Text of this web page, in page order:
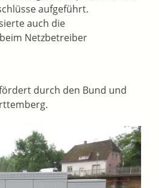
aufgeführt.
auch die
Netzbetreiber
durch den Bund und